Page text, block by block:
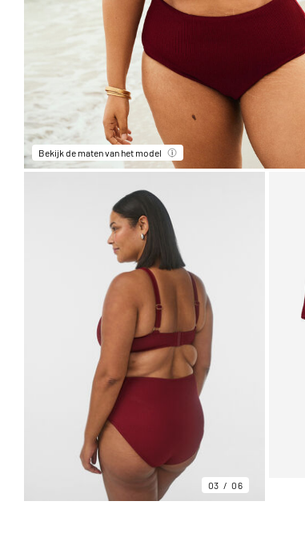
Bekijk de maten van het model
03 06